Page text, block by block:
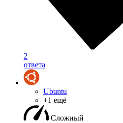
2
ответа
Ubuntu
+1 ещё
Сложный